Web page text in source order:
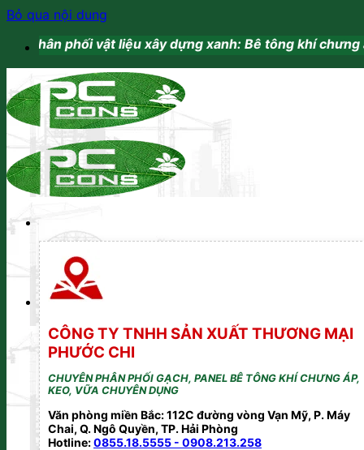
Bỏ qua nội dung
liệu xây dựng xanh: Bê tông khí chưng áp. Vữa khô trộn
CÔNG TY TNHH SẢN XUẤT THƯƠNG MẠI
PHƯỚC CHI
CHUYÊN PHÂN PHỐI GẠCH, PANEL BÊ TÔNG KHÍ CHƯNG ÁP,
KEO, VỮA CHUYÊN DỤNG
Văn phòng miền Bắc: 112C đường vòng Vạn Mỹ, P. Máy
Chai, Q. Ngô Quyền, TP. Hải Phòng
Hotline:0855.18.5555 - 0908.213.258